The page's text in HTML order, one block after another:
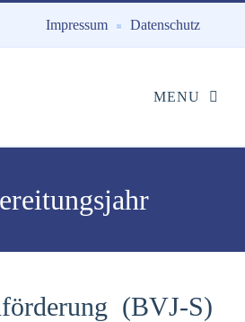
Impressum Datenschutz
(BVJ-S)